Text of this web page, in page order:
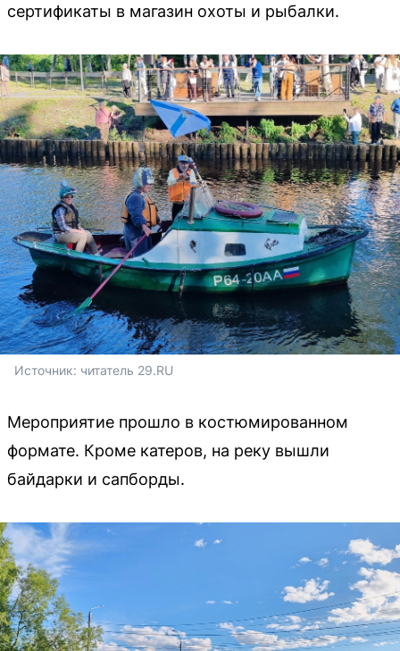
сертификаты в магазин охоты и рыбалки.
Источник: читатель 29.RU
Мероприятие прошло в костюмированном
формате. Кроме катеров, на реку вышли
байдарки и сапборды.